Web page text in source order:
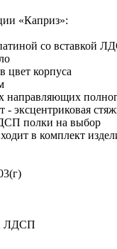
«Каприз»:
со вставкой
корпуса
направляющих
эксцентриковая
полки на выбор
в комплект
ЛДСП